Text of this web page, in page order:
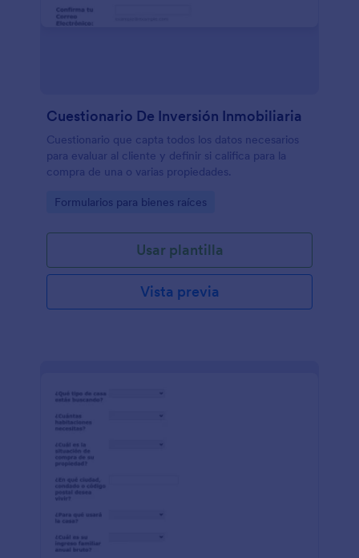
Cuestionario De Inversión Inmobiliaria
Cuestionario que capta todos los datos necesarios
para evaluar al cliente y definir si califica para la
compra de una o varias propiedades.
Go to Category:
Formularios para bienes raíces
Usar plantilla
Vista previa